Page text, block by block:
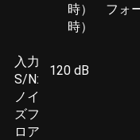
時） フォ
時）
入力
S/N:
120 dB
ノイ
ズフ
ロア